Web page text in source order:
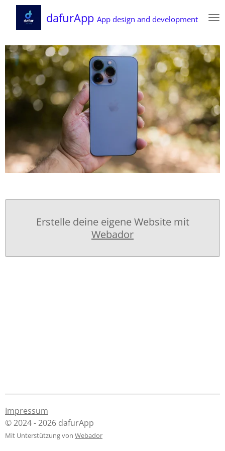
HauptinhaltdafurApp App design and development
Erstelle deine eigene Website mit
Webador
Impressum
© 2024 - 2026 dafurApp
Mit Unterstützung von Webador